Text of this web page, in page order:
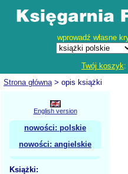
wprowadź własne
Twój koszyk
Strona główna> opis książki
English version
nowości: polskie
nowości: angielskie
Książki: